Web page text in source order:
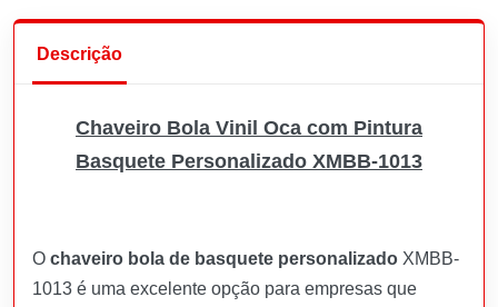
Descrição
Chaveiro Bola Vinil Oca com Pintura
Basquete Personalizado XMBB-1013
O chaveiro bola de basquete personalizado XMBB-
1013 é uma excelente opção para empresas que